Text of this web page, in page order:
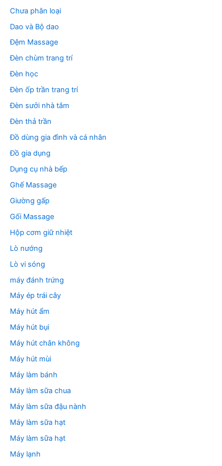
Chưa phân loại
Dao và Bộ dao
Đệm Massage
Đèn chùm trang trí
Đèn học
Đèn ốp trần trang trí
Đèn sưởi nhà tắm
Đèn thả trần
Đồ dùng gia đình và cá nhân
Đồ gia dụng
Dụng cụ nhà bếp
Ghế Massage
Giường gấp
Gối Massage
Hộp cơm giữ nhiệt
Lò nướng
Lò vi sóng
máy đánh trứng
Máy ép trái cây
Máy hút ẩm
Máy hút bụi
Máy hút chân không
Máy hút mùi
Máy làm bánh
Máy làm sữa chua
Máy làm sữa đậu nành
Máy làm sữa hạt
Máy làm sữa hạt
Máy lạnh